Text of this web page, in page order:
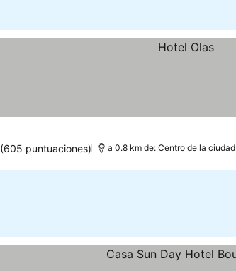
(605 puntuaciones) a 0.8 km de: Centro de la ciudad